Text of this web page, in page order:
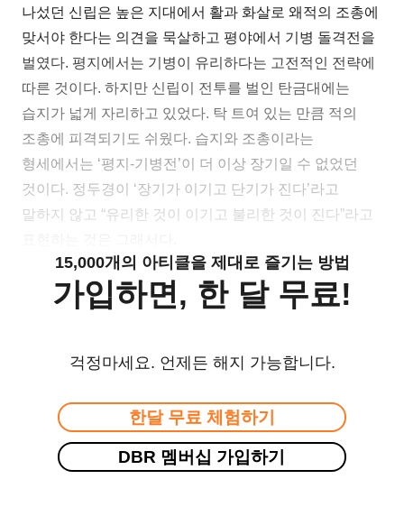
나섰던 신립은 높은 지대에서 활과 화살로 왜적의 조총에
맞서야 한다는 의견을 묵살하고 평야에서 기병 돌격전을
벌였다. 평지에서는 기병이 유리하다는 고전적인 전략에
따른 것이다. 하지만 신립이 전투를 벌인 탄금대에는
습지가 넓게 자리하고 있었다. 탁 트여 있는 만큼 적의
조총에 피격되기도 쉬웠다. 습지와 조총이라는
형세에서는 ‘평지-기병전’이 더 이상 장기일 수 없었던
것이다. 정두경이 ‘장기가 이기고 단기가 진다’라고
말하지 않고 “유리한 것이 이기고 불리한 것이 진다”라고
15,000개의 아티클을 제대로 즐기는 방법
가입하면, 한 달 무료!
걱정마세요. 언제든 해지 가능합니다.
한달 무료 체험하기
DBR 멤버십 가입하기